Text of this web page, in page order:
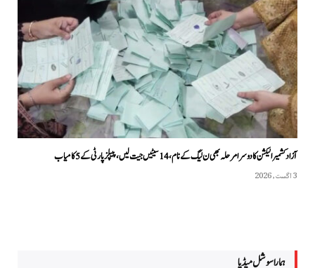
آزاد کشمیر الیکشن کا دوسرا مرحلہ بھی ن لیگ کے نام، 14 سیٹیں جیت لیں، پیپلزپارٹی کے 5 کامیاب
3 اگست, 2026
ہمارا سوشل میڈیا